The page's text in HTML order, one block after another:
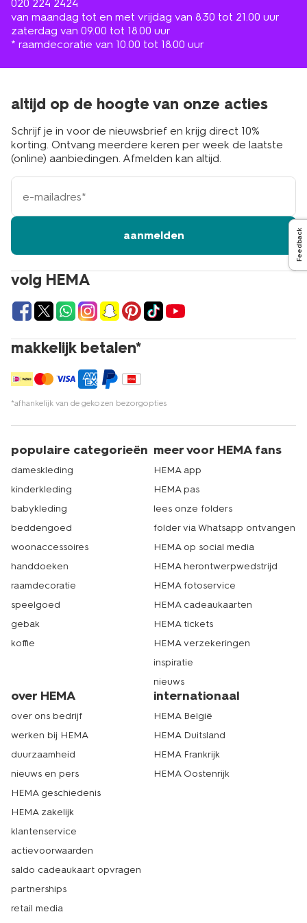
020 224 2424
van maandag tot en met vrijdag van 8.30 tot 21.00 uur
zaterdag van 09.00 tot 18.00 uur
* raamdecoratie van 10.00 tot 18.00 uur
volg HEMA
makkelijk betalen*
*afhankelijk van de gekozen bezorgopties
altijd op de hoogte van onze acties
Schrijf je in voor de nieuwsbrief en krijg direct 10%
korting. Ontvang meerdere keren per week de laatste
(online) aanbiedingen. Afmelden kan altijd.
e-
mailadres
aanmelden
populaire categorieën
dameskleding
kinderkleding
babykleding
beddengoed
woonaccessoires
handdoeken
raamdecoratie
speelgoed
gebak
koffie
meer voor HEMA fans
HEMA app
HEMA pas
lees onze folders
folder via Whatsapp ontvangen
HEMA op social media
HEMA herontwerpwedstrijd
HEMA fotoservice
HEMA cadeaukaarten
HEMA tickets
HEMA verzekeringen
inspiratie
nieuws
over HEMA
over ons bedrijf
werken bij HEMA
duurzaamheid
nieuws en pers
HEMA geschiedenis
HEMA zakelijk
klantenservice
actievoorwaarden
saldo cadeaukaart opvragen
partnerships
retail media
internationaal
HEMA België
HEMA Duitsland
HEMA Frankrijk
HEMA Oostenrijk
Feedback